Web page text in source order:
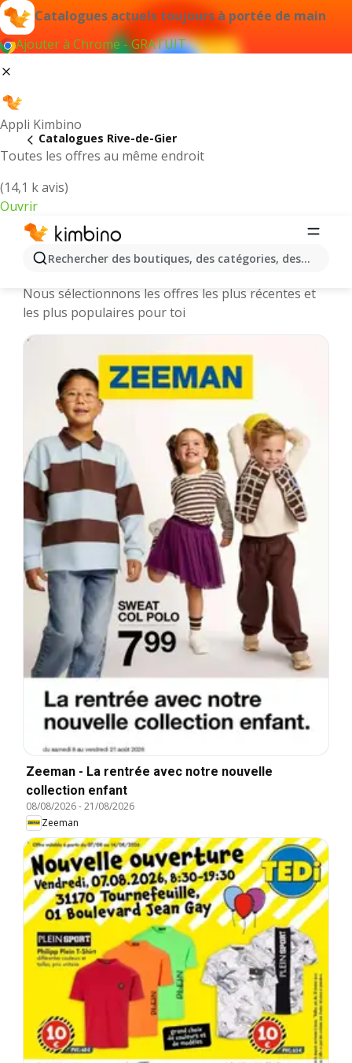
Catalogues actuels toujours à portée de main
Ajouter à Chrome - GRATUIT
Appli Kimbino
Toutes les offres au même endroit
(14,1 k avis)
Ouvrir
Rechercher des boutiques, des catégories, des
Catalogues Rive-de-Gier
Rive-de-Gier || Catalogues et
Nous sélectionnons les offres les plus récentes et
les plus populaires pour toi
Zeeman - La rentrée avec notre nouvelle
collection enfant
08/08/2026-21/08/2026
Zeeman